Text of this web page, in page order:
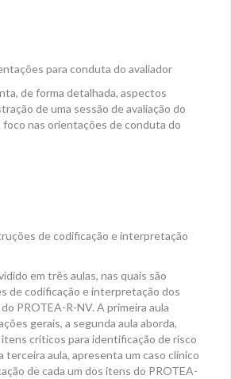
para conduta do avaliador
de forma detalhada, aspectos
de uma sessão de avaliação do
foco nas orientações de conduta do
de codificação e interpretação
em três aulas, nas quais são
de codificação e interpretação dos
PROTEA-R-NV. A primeira aula
gerais, a segunda aula aborda,
críticos para identificação de risco
terceira aula, apresenta um caso clínico
de cada um dos itens do PROTEA-